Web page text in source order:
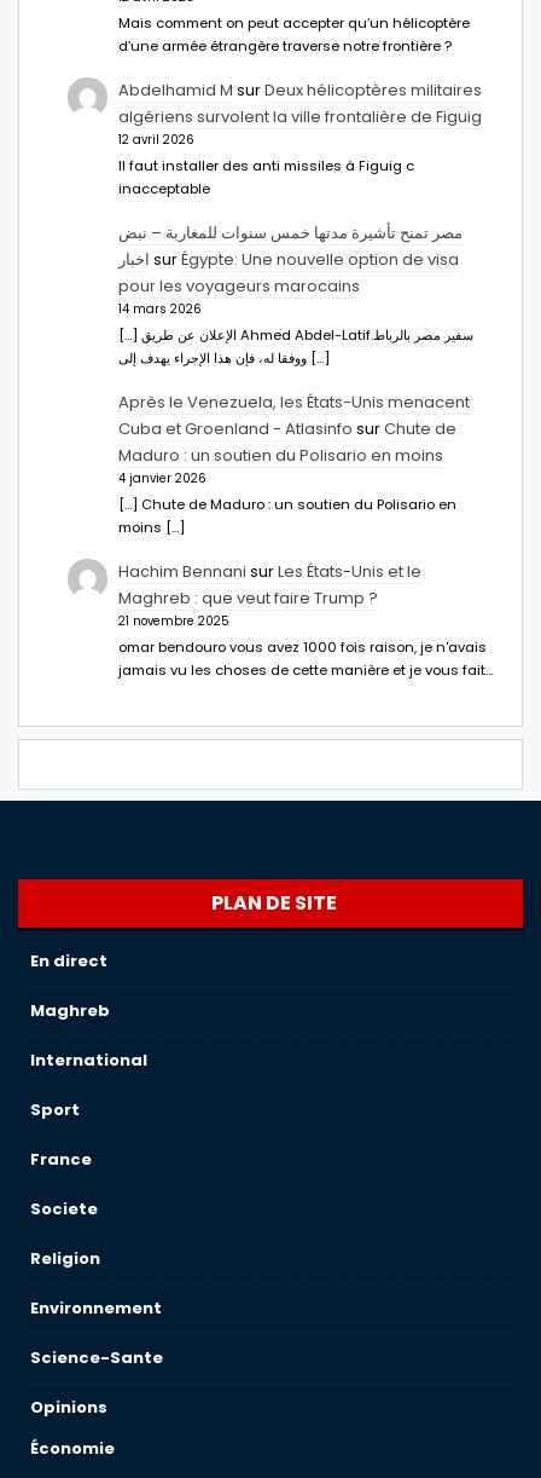
Mais comment on peut accepter qu’un hélicoptère
d’une armée étrangère traverse notre frontière ?
Abdelhamid M surDeux hélicoptères militaires
algériens survolent la ville frontalière de Figuig
12 avril 2026
Il faut installer des anti missiles à Figuig c
inacceptable
مصر تمنح تأشيرة مدتها خمس سنوات للمغاربة – نبض
اخبار surÉgypte: Une nouvelle option de visa
pour les voyageurs marocains
14 mars 2026
[…] الإعلان عن طريق Ahmed Abdel-Latifسفير مصر بالرباط.
ووفقا له، فإن هذا الإجراء يهدف إلى […]
Après le Venezuela, les États-Unis menacent
Cuba et Groenland - Atlasinfo surChute de
Maduro : un soutien du Polisario en moins
4 janvier 2026
[…] Chute de Maduro : un soutien du Polisario en
moins […]
Hachim Bennani surLes États-Unis et le
Maghreb : que veut faire Trump ?
21 novembre 2025
omar bendouro vous avez 1000 fois raison, je n'avais
jamais vu les choses de cette manière et je vous fait…
PLAN DE SITE
En direct
Maghreb
International
Sport
France
Societe
Religion
Environnement
Science-Sante
Opinions
Économie